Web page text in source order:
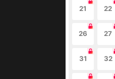
21 22
26 27
31 32